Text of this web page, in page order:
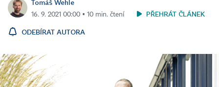
Tomáš Wehle
16. 9. 2021 00:00 ▪ 10 min. čtení PŘEHRÁT ČLÁNEK
ODEBÍRAT AUTORA